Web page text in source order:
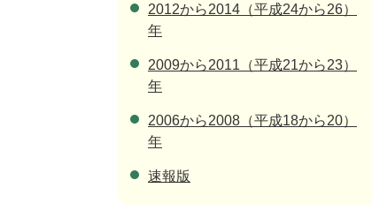
2012から2014（平成24から26）
年
2009から2011（平成21から23）
年
2006から2008（平成18から20）
年
速報版